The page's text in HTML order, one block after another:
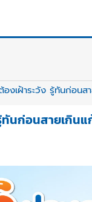
งเฝ้าระวัง รู้ทันก่อนส
ทันก่อนสายเกิน